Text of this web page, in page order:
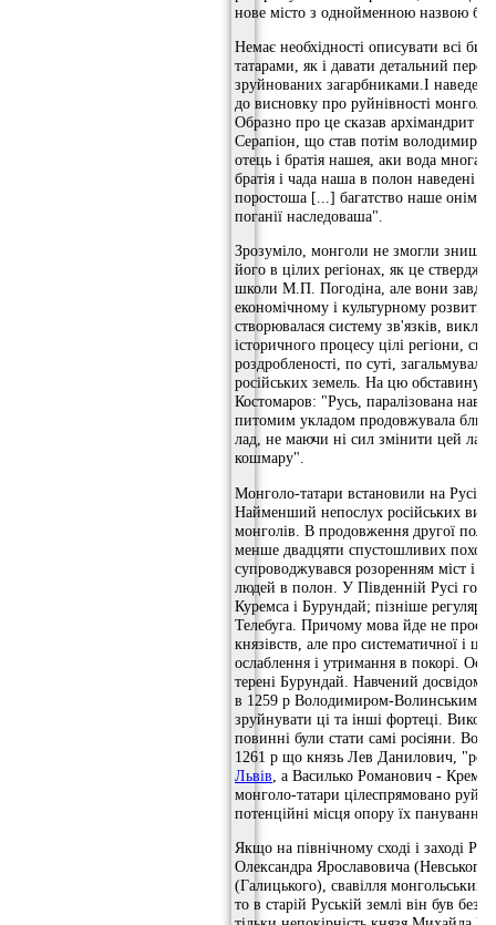
нове місто з однойменною назвою
Немає необхідності описувати всі
татарами, як і давати детальний
зруйнованих загарбниками.І
до висновку про руйнівності
Образно про це сказав архімандрит
Серапіон, що став потім
отець і братія нашея, аки вода
братія і чада наша в полон наведені
поростоша [...] багатство наше
поганії наследоваша".
Зрозуміло, монголи не змогли
його в цілих регіонах, як це
школи М.П. Погодіна, але вони
економічному і культурному
створювалася систему зв'язків,
історичного процесу цілі регіони,
роздробленості, по суті,
російських земель. На цю обставину
Костомаров: "Русь, паралізована
питомим укладом продовжувала
лад, не маючи ні сил змінити цей лад,
кошмару".
Монголо-татари встановили на Русі
Найменший непослух російських
монголів. В продовження другої
менше двадцяти спустошливих
супроводжувався розоренням міст і
людей в полон. У Південній Русі
Куремса і Бурундай; пізніше
Телебуга. Причому мова йде не
князівств, але про систематичної і
ослаблення і утримання в покорі.
терені Бурундай. Навчений досвідом
в 1259 р Володимиром-Волинським і
зруйнувати ці та інші фортеці.
повинні були стати самі росіяни.
1261 р що князь Лев Данилович,
Львів , а Василько Романович -
монголо-татари цілеспрямовано
потенційні місця опору їх пануванню.
Якщо на північному сході і заході
Олександра Ярославовича
(Галицького), свавілля
то в старій Руській землі він був